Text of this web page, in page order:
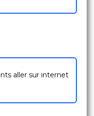
aller sur internet